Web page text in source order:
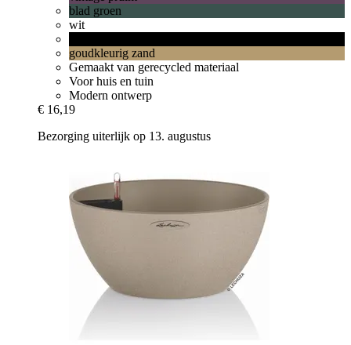
blad groen
wit
goudkleurig zand
Gemaakt van gerecycled materiaal
Voor huis en tuin
Modern ontwerp
€ 16,19
Bezorging uiterlijk op 13. augustus